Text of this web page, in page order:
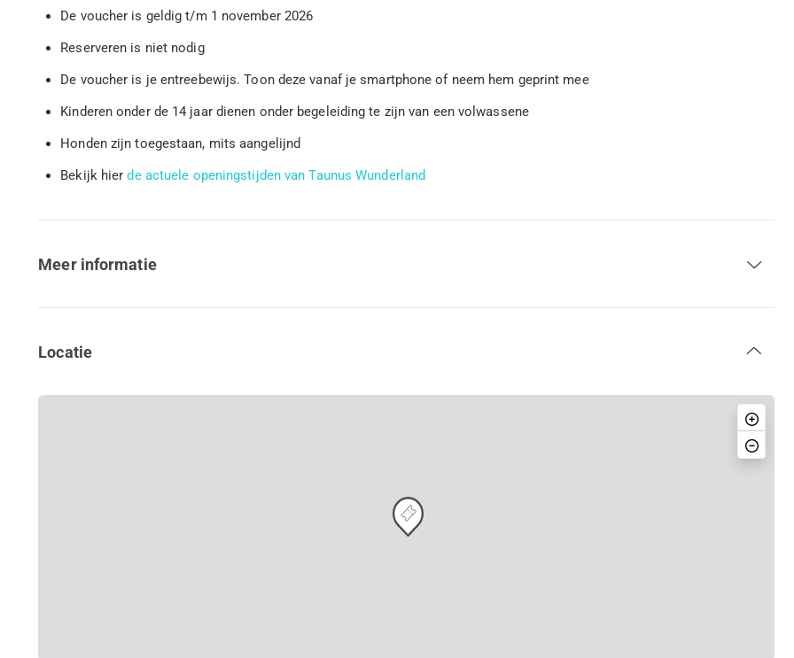
De voucher is geldig t/m 1 november 2026
Reserveren is niet nodig
De voucher is je entreebewijs. Toon deze vanaf je smartphone of neem hem geprint mee
Kinderen onder de 14 jaar dienen onder begeleiding te zijn van een volwassene
Honden zijn toegestaan, mits aangelijnd
Bekijk hierde actuele openingstijden van Taunus Wunderland
Meer informatie
Locatie